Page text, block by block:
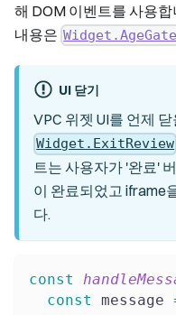
해 DOM 이벤트를 사용
내용은
UI 닫기
VPC 위젯 UI를 언제
Widget.ExitReview
트는 사용자가 '완료'
이 완료되었고 iframe
다.
const
const
message